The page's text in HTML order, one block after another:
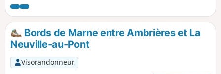
parcours.
Bords de Marne entre Ambrières et La
Neuville-au-Pont
Visorandonneur